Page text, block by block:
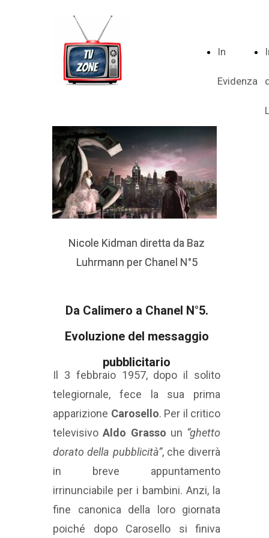
In
Evidenza
Nicole Kidman diretta da Baz
Luhrmann per Chanel N°5
Nicole Kidman diretta da Baz
Luhrmann per Chanel N°5
Da Calimero a Chanel N°5.
Evoluzione del messaggio
pubblicitario
Il 3 febbraio 1957, dopo il solito
telegiornale, fece la sua prima
apparizione Carosello. Per il critico
televisivoAldo Grasso un “ghetto
dorato della pubblicità”, che diverrà
in breve appuntamento
irrinunciabile per i bambini. Anzi, la
fine canonica della loro giornata
poiché dopo Carosello si finiva